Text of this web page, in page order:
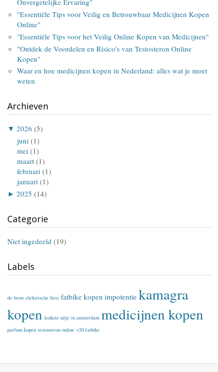
Onvergetelijke Ervaring"
"Essentiële Tips voor Veilig en Betrouwbaar Medicijnen Kopen
Online"
"Essentiële Tips voor het Veilig Online Kopen van Medicijnen"
"Ontdek de Voordelen en Risico's van Testosteron Online
Kopen"
Waar en hoe medicijnen kopen in Nederland: alles wat je moet
weten
Archieven
▼ 2026 (5)
juni (1)
mei (1)
maart (1)
februari (1)
januari (1)
► 2025 (14)
Categorie
Niet ingedeeld (19)
Labels
de beste elektrische fiets fatbike kopen impotentie kamagra
kopen leukste uitje in amsterdam medicijnen kopen
parfum kopen testosteron online v20 fatbike